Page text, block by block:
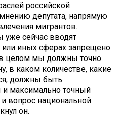
российской
депутата, напрямую
мигрантов.
уже сейчас вводят
или иных сферах запрещено
целом мы должны точно
в каком количестве, какие
должны быть
максимально точный
вопрос национальной
он.